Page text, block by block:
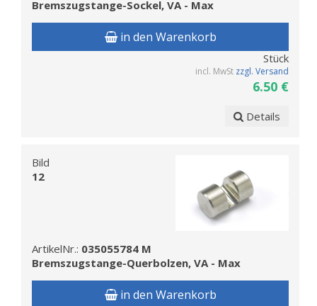
Bremszugstange-Sockel, VA - Max
in den Warenkorb
Stück
incl. MwSt zzgl. Versand
6.50 €
Details
Bild
12
ArtikelNr.: 035055784 M
Bremszugstange-Querbolzen, VA - Max
in den Warenkorb